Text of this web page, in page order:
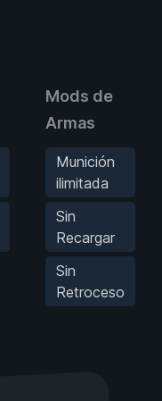
Mods de
Armas
Munición
ilimitada
Sin
Recargar
Sin
Retroceso